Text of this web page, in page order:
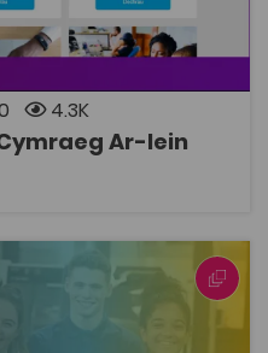
4.3K
Ar-lein
i ddechrau cwrs, proses
yn y ddewislen, wrth i chi
y cyrsiau gan Y Ganolfan